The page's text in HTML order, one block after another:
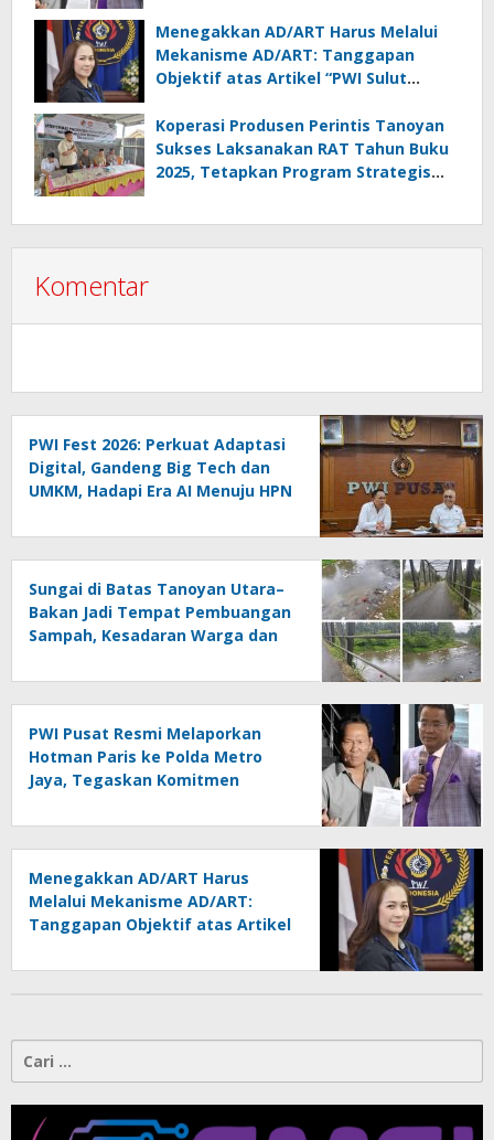
Menegakkan AD/ART Harus Melalui
Mekanisme AD/ART: Tanggapan
Objektif atas Artikel “PWI Sulut
Melanggar Aturan”
Koperasi Produsen Perintis Tanoyan
Sukses Laksanakan RAT Tahun Buku
2025, Tetapkan Program Strategis
Komentar
PWI Fest 2026: Perkuat Adaptasi
Digital, Gandeng Big Tech dan
UMKM, Hadapi Era AI Menuju HPN
Sungai di Batas Tanoyan Utara–
Bakan Jadi Tempat Pembuangan
Sampah, Kesadaran Warga dan
Dipertanyakan
PWI Pusat Resmi Melaporkan
Hotman Paris ke Polda Metro
Jaya, Tegaskan Komitmen
Menegakkan AD/ART Harus
Melalui Mekanisme AD/ART:
Tanggapan Objektif atas Artikel
Konspirasi Melanggar Aturan”
untuk: